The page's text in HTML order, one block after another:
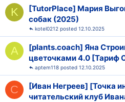
K
[TutorPlace] Мария
собак (2025)
12.10.2025
kotel0212
A
[plants.coach] Яна
цветочками 4.0 [Тариф
12.10.2025
aptem118
C
[Иван Негреев] [Точка
читательский клуб